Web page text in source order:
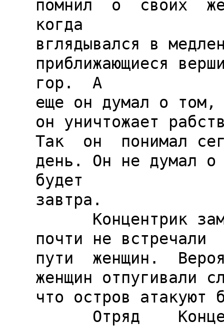
помнил  о  своих
когда
вглядывался в
приближающиеся
гор.  А
еще он думал о том,
он уничтожает
Так  он  понимал
день. Он не думал о
будет
завтра.
почти не встречали
пути  женщин.
женщин отпугивали
что остров атакуют